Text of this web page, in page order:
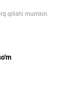
qilishi mumkin.